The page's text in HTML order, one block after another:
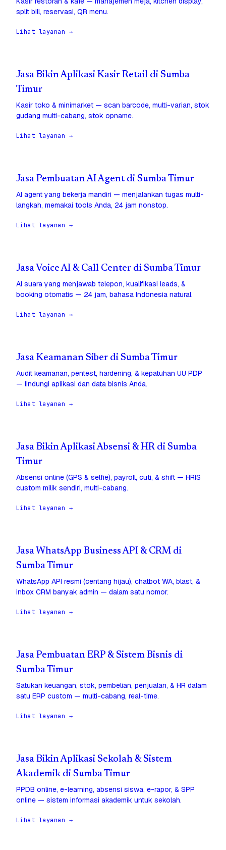
split bill, reservasi, QR menu.
Lihat layanan →
Jasa Bikin Aplikasi Kasir Retail di Sumba
Timur
Kasir toko & minimarket — scan barcode, multi-varian, stok
gudang multi-cabang, stok opname.
Lihat layanan →
Jasa Pembuatan AI Agent di Sumba Timur
AI agent yang bekerja mandiri — menjalankan tugas multi-
langkah, memakai tools Anda, 24 jam nonstop.
Lihat layanan →
Jasa Voice AI & Call Center di Sumba Timur
AI suara yang menjawab telepon, kualifikasi leads, &
booking otomatis — 24 jam, bahasa Indonesia natural.
Lihat layanan →
Jasa Keamanan Siber di Sumba Timur
Audit keamanan, pentest, hardening, & kepatuhan UU PDP
— lindungi aplikasi dan data bisnis Anda.
Lihat layanan →
Jasa Bikin Aplikasi Absensi & HR di Sumba
Timur
Absensi online (GPS & selfie), payroll, cuti, & shift — HRIS
custom milik sendiri, multi-cabang.
Lihat layanan →
Jasa WhatsApp Business API & CRM di
Sumba Timur
WhatsApp API resmi (centang hijau), chatbot WA, blast, &
inbox CRM banyak admin — dalam satu nomor.
Lihat layanan →
Jasa Pembuatan ERP & Sistem Bisnis di
Sumba Timur
Satukan keuangan, stok, pembelian, penjualan, & HR dalam
satu ERP custom — multi-cabang, real-time.
Lihat layanan →
Jasa Bikin Aplikasi Sekolah & Sistem
Akademik di Sumba Timur
PPDB online, e-learning, absensi siswa, e-rapor, & SPP
online — sistem informasi akademik untuk sekolah.
Lihat layanan →